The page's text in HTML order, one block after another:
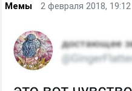
Мемы 2 февраля 2018, 19:12